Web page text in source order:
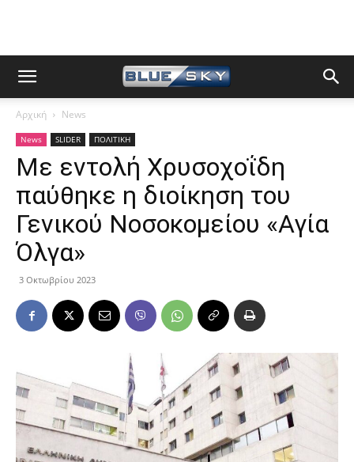
Αρχική News
News SLIDER ΠΟΛΙΤΙΚΗ
Με εντολή Χρυσοχοΐδη
παύθηκε η διοίκηση του
Γενικού Νοσοκομείου «Αγία
Όλγα»
3 Οκτωβρίου 2023